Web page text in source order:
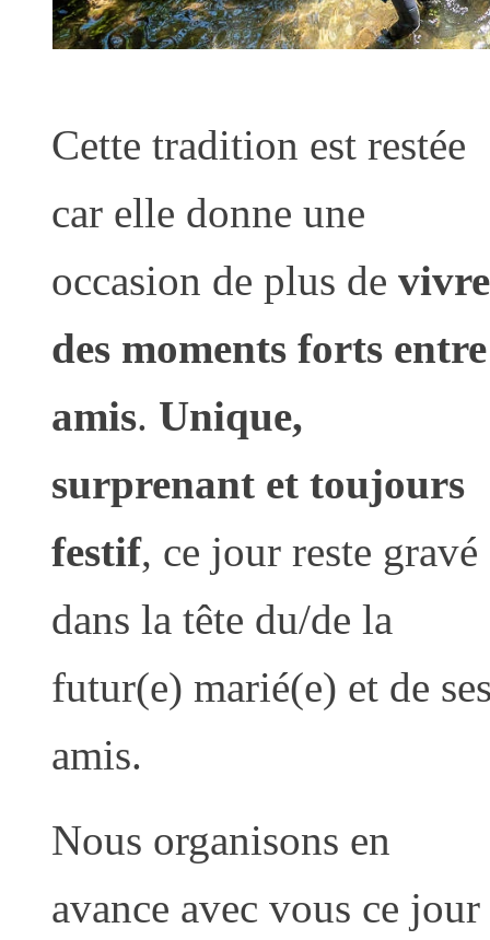
Cette tradition est restée
car elle donne une
occasion de plus de vivre
des moments forts entre
amis. Unique,
surprenant et toujours
festif, ce jour reste gravé
dans la tête du/de la
futur(e) marié(e) et de
amis.
Nous organisons en
avance avec vous ce jour